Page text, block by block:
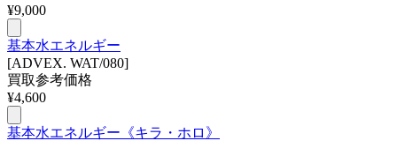
¥9,000
基本水エネルギー
[ADVEX. WAT/080]
買取参考価格
¥4,600
基本水エネルギー《キラ・ホロ》